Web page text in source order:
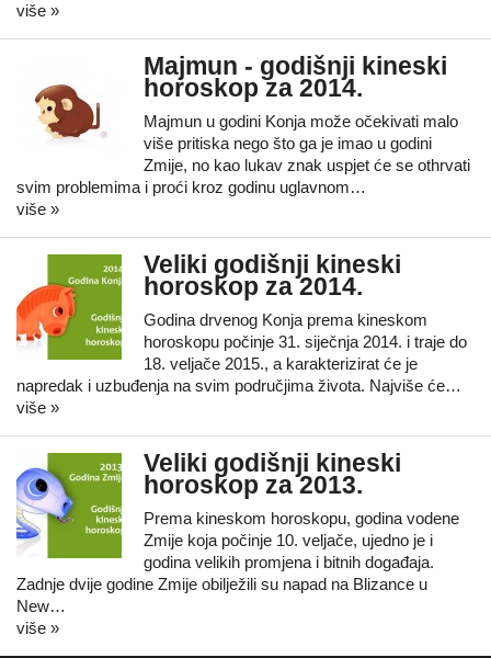
više »
Majmun - godišnji kineski
horoskop za 2014.
Majmun u godini Konja može očekivati malo
više pritiska nego što ga je imao u godini
Zmije, no kao lukav znak uspjet će se othrvati
svim problemima i proći kroz godinu uglavnom…
više »
Veliki godišnji kineski
horoskop za 2014.
Godina drvenog Konja prema kineskom
horoskopu počinje 31. siječnja 2014. i traje do
18. veljače 2015., a karakterizirat će je
napredak i uzbuđenja na svim područjima života. Najviše će…
više »
Veliki godišnji kineski
horoskop za 2013.
Prema kineskom horoskopu, godina vodene
Zmije koja počinje 10. veljače, ujedno je i
godina velikih promjena i bitnih događaja.
Zadnje dvije godine Zmije obilježili su napad na Blizance u
New…
više »